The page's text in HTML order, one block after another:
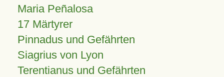
Maria Peñalosa
17 Märtyrer
Pinnadus und Gefährten
Siagrius von Lyon
Terentianus und Gefährten